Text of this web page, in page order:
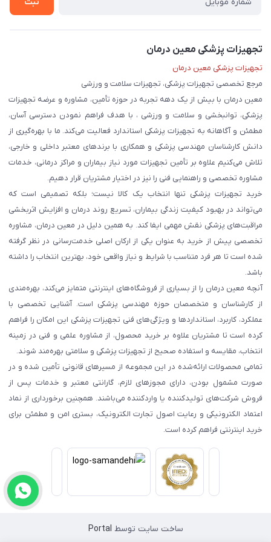
تجهیزات پزشکی معین درمان
تجهیزات پزشکی معین درمان
مرجع تخصصی تجهیزات پزشکی، تجهیزات سلامت و ورزشی
معین درمان با بیش از یک دهه تجربه در حوزه تأمین، مشاوره و عرضه تجهیزات
پزشکی، توانبخشی و سلامت و ورزشی ، با هدف فراهم نمودن دسترسی آسان،
مطمئن و آگاهانه به تجهیزات پزشکی استاندارد فعالیت می‌کند. ما با بهره‌گیری از
دانش کارشناسان مهندسی پزشکی و همکاری با برندهای معتبر داخلی و خارجی،
تلاش می‌کنیم علاوه بر تأمین تجهیزات مورد نیاز بیماران و مراکز درمانی، خدمات
مشاوره تخصصی و راهنمایی فنی را نیز در اختیار مشتریان قرار دهیم.
خرید تجهیزات پزشکی تنها انتخاب یک کالا نیست؛ بلکه تصمیمی است که
می‌تواند در بهبود کیفیت زندگی بیماران، تسریع روند درمان و افزایش اثربخشی
مراقبت‌های پزشکی نقش مهمی ایفا کند. به همین دلیل در معین درمان، مشاوره
تخصصی پیش از خرید به عنوان یکی از ارکان اصلی خدمت‌رسانی در نظر گرفته
شده است تا هر فرد متناسب با شرایط و نیاز واقعی خود، بهترین انتخاب را داشته
باشد.
آنچه معین درمان را از بسیاری از فروشگاه‌های اینترنتی متمایز می‌کند، بهره‌مندی
از کارشناسان و متخصصان حوزه مهندسی پزشکی است. آشنایی تخصصی با
عملکرد، کاربرد، استانداردها و ویژگی‌های فنی تجهیزات پزشکی این امکان را فراهم
کرده است تا مشتریان علاوه بر خرید محصول، از مشاوره علمی و فنی در زمینه
انتخاب، مقایسه و استفاده صحیح از تجهیزات پزشکی و سلامتی بهره‌مند شوند.
تمامی محصولات ارائه‌شده در این مجموعه از مسیرهای قانونی تأمین شده و در
صورت مشمول بودن، دارای مجوزهای لازم، گارانتی معتبر و خدمات پس از
فروش شرکت‌های تولیدکننده یا واردکننده می‌باشند. همچنین برخورداری از نماد
اعتماد الکترونیکی و رعایت اصول تجارت الکترونیک، بستری امن و مطمئن برای
خرید اینترنتی فراهم کرده است.
ساخت سایت توسط Portal